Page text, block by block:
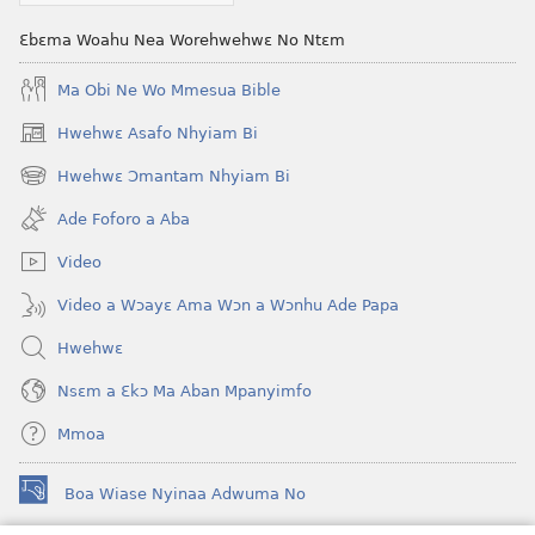
No
Ansɛe
Ɛbɛma Woahu Nea Worehwehwɛ No Ntɛm
Ma Obi Ne Wo Mmesua Bible
Hwehwɛ Asafo Nhyiam Bi
(opens
new
window)
Hwehwɛ Ɔmantam Nhyiam Bi
(opens
new
window)
Ade Foforo a Aba
Video
Video a Wɔayɛ Ama Wɔn a Wɔnhu Ade Papa
Hwehwɛ
Nsɛm a Ɛkɔ Ma Aban Mpanyimfo
Mmoa
Boa Wiase Nyinaa Adwuma No
(opens
new